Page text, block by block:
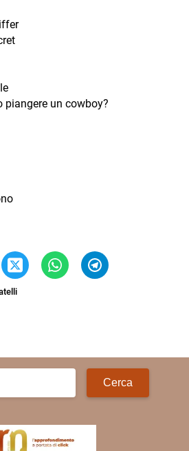
piangere un cowboy?